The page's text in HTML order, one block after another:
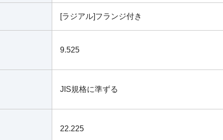
[ラジアル]フランジ付き
9.525
JIS規格に準ずる
22.225